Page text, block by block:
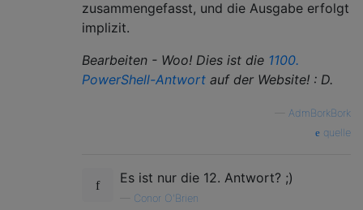
zusammengefasst, und die Ausgabe erfolgt
implizit.
Bearbeiten - Woo! Dies ist die 1100.
PowerShell-Antwort auf der Website! : D.
AdmBorkBork
quelle
Es ist nur die 12. Antwort? ;)
Conor O'Brien